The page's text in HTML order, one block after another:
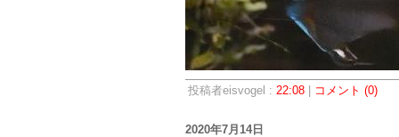
投稿者eisvogel : 22:08| コメント (0)
2020年7月14日